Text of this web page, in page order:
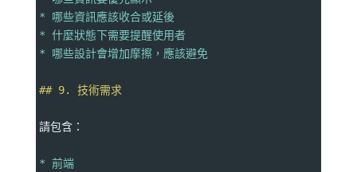
* 哪些資訊應該收合或延後
* 什麼狀態下需要提醒使用者
* 哪些設計會增加摩擦，應該避免
## 9. 技術需求
請包含：
* 前端